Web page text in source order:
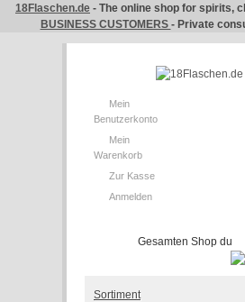
18Flaschen.de - The online shop for spirits,
BUSINESS CUSTOMERS - Private
Mein
Benutzerkonto
Mein
Warenkorb
Zur Kasse
Anmelden
Sortiment